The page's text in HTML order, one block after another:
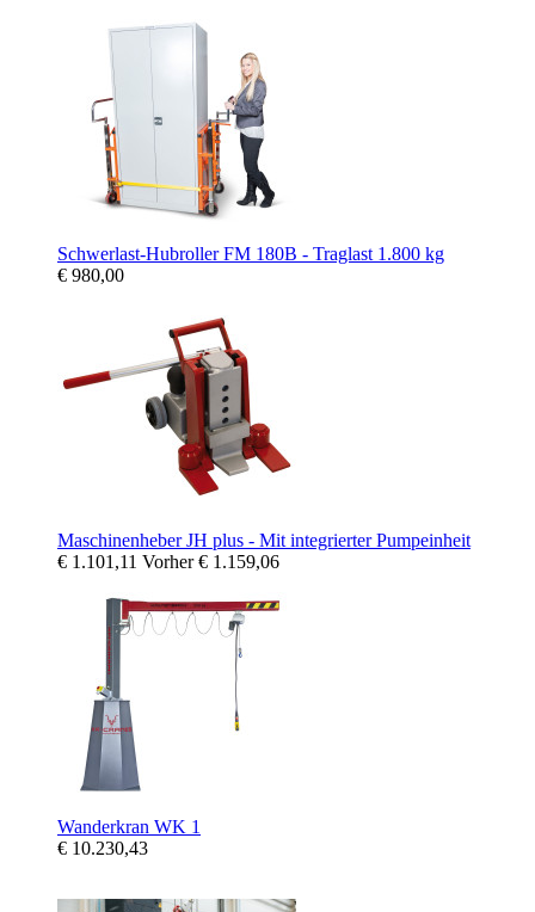
Schwerlast-Hubroller FM 180B - Traglast 1.800 kg
€ 980,00
Maschinenheber JH plus - Mit integrierter Pumpeinheit
€ 1.101,11 Vorher€ 1.159,06
Wanderkran WK 1
€ 10.230,43